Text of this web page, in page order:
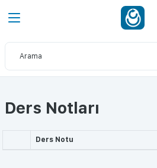
Ders Notları
Ders Notu